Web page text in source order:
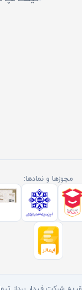
مجوزها و نمادها: